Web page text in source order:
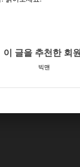
이 글을 추천한 회원
빅맨